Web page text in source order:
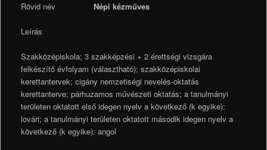
Rövid név Népi kézműves
Leírás
Szakközépiskola; 3 szakképzési + 2 érettségi vizsgára
felkészítő évfolyam (választható); szakközépiskolai
kerettantervek; cigány nemzetiségi nevelés-oktatás
kerettanterve; párhuzamos művészeti oktatás; a tanulmányi
területen oktatott első idegen nyelv a következő (k egyike):
lovári; a tanulmányi területen oktatott második idegen nyelv a
következő (k egyike): angol